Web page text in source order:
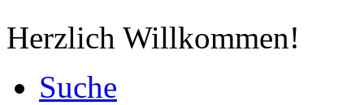
Herzlich Willkommen!
Suche